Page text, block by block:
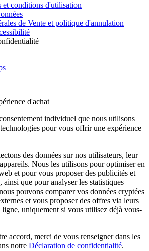
et conditions d'utilisation
de Vente et politique d'annulation
d'achat
individuel que nous utilisons
pour vous offrir une expérience
des données sur nos utilisateurs, leur
Nous les utilisons pour optimiser en
et pour vous proposer des publicités et
ainsi que pour analyser les statistiques
pouvons comparer vos données cryptées
et vous proposer des offres via leurs
uniquement si vous utilisez déjà vous-
accord, merci de vous renseigner dans les
notre Déclaration de confidentialité.